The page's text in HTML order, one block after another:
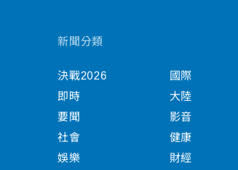
新聞分類
決戰2026
即時
要聞
社會
娛樂
國際
大陸
影音
健康
財經